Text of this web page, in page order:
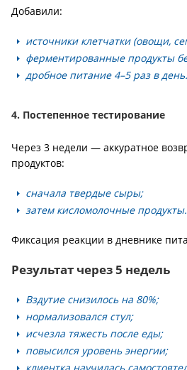
Добавили:
источники клетчатки (овощи,
ферментированные продукты
дробное питание 4–5 раз в день.
4. Постепенное тестирование
Через 3 недели — аккуратное
продуктов:
сначала твердые сыры;
затем кисломолочные продукты.
Фиксация реакции в дневнике
Результат через 5 недель
Вздутие снизилось на 80%;
нормализовался стул;
исчезла тяжесть после еды;
повысился уровень энергии;